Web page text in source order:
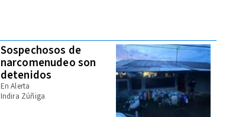
Sospechosos de
narcomenudeo son
detenidos
En Alerta
Indira Zúñiga